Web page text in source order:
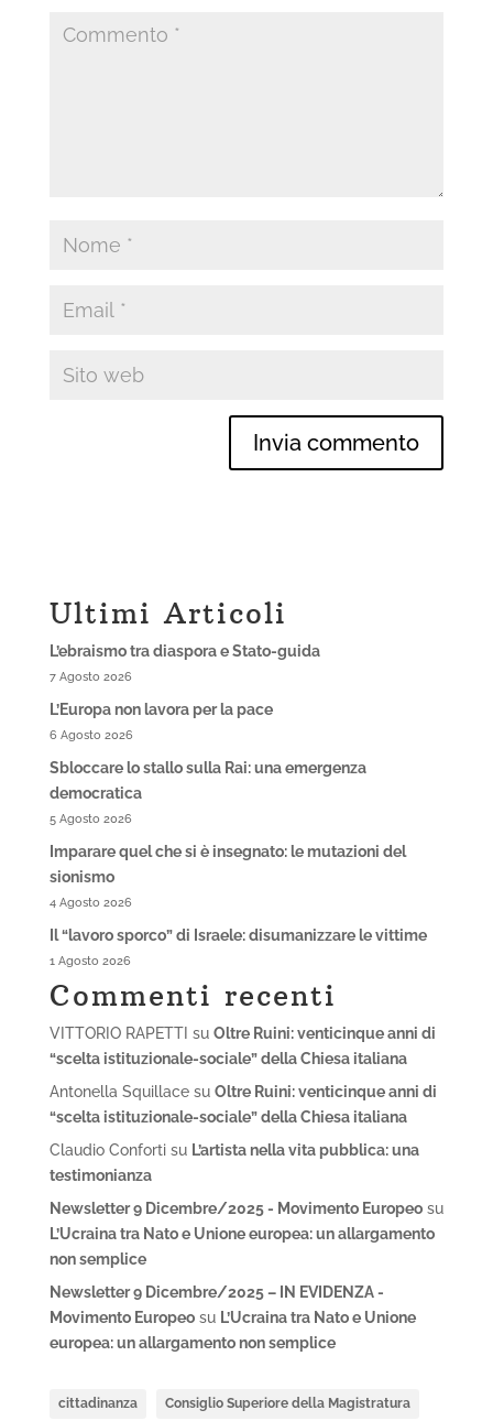
Ultimi Articoli
L’ebraismo tra diaspora e Stato-guida
7 Agosto 2026
L’Europa non lavora per la pace
6 Agosto 2026
Sbloccare lo stallo sulla Rai: una emergenza
democratica
5 Agosto 2026
Imparare quel che si è insegnato: le mutazioni del
sionismo
4 Agosto 2026
Il “lavoro sporco” di Israele: disumanizzare le vittime
1 Agosto 2026
Commenti recenti
VITTORIO RAPETTI su Oltre Ruini: venticinque anni di
“scelta istituzionale-sociale” della Chiesa italiana
Antonella Squillacesu Oltre Ruini: venticinque anni di
“scelta istituzionale-sociale” della Chiesa italiana
Claudio Confortisu L’artista nella vita pubblica: una
testimonianza
Newsletter 9 Dicembre/2025 - Movimento Europeosu
L’Ucraina tra Nato e Unione europea: un allargamento
non semplice
Newsletter 9 Dicembre/2025 – IN EVIDENZA -
Movimento Europeosu L’Ucraina tra Nato e Unione
europea: un allargamento non semplice
cittadinanza Consiglio Superiore della Magistratura